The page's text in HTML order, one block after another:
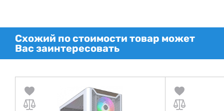
Схожий по стоимости товар может
Вас заинтересовать